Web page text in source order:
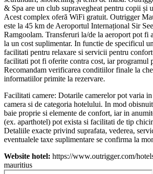
& Spa are un club supravegheat pentru copii și
Acest complex oferă WiFi gratuit. Outrigger
este la 45 km de Aeroportul Internațional Sir
Ramgoolam. Transferuri la/de la aeroport pot fi
la un cost suplimentar. In functie de specificul
facilitati pentru relaxare si servicii pentru
facilitati pot fi oferite contra cost, iar programul
Recomandam verificarea conditiilor finale la
informatiilor primite la rezervare.
Facilitati camere: Dotarile camerelor pot varia
camera si de categoria hotelului. In mod
baie proprie si elemente de confort, iar in
(ex. aparthotel) pot exista si facilitati de tip
Detaliile exacte privind suprafata, vederea,
eventualele taxe suplimentare se confirma la
Website hotel: https://www.outrigger.com/
mauritius